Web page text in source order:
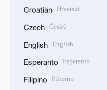
Croatian Hrvatski
Czech Český
English English
Esperanto Esperanto
Filipino Filipino